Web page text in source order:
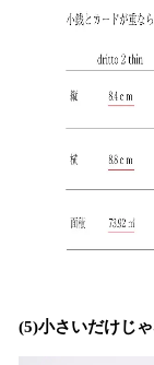
(5)小さいだけじ